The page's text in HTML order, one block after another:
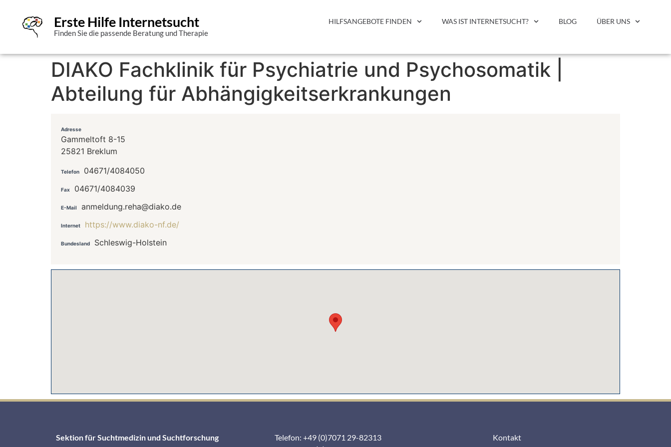
Erste Hilfe Internetsucht
Finden Sie die passende Beratung und Therapie
HILFSANGEBOTE FINDEN WAS IST INTERNETSUCHT? BLOG ÜBER UNS
DIAKO Fachklinik für Psychiatrie und Psychosomatik |
Abteilung für Abhängigkeitserkrankungen
Adresse
Gammeltoft 8-15
25821 Breklum
Telefon 04671/4084050
Fax 04671/4084039
E-Mail anmeldung.reha@diako.de
Internet https://www.diako-nf.de/
Bundesland Schleswig-Holstein
Sektion für Suchtmedizin und Suchtforschung
Telefon: +49 (0)7071 29-82313
Kontakt